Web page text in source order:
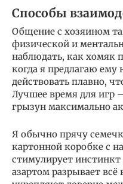
Способы
Общение с хозяином
физической и
наблюдать, как хомяк
когда я предлагаю
действовать плавно,
Лучшее время для игр
грызун максимально
Я обычно прячу
картонной коробке с
стимулирует
азартом разрывает